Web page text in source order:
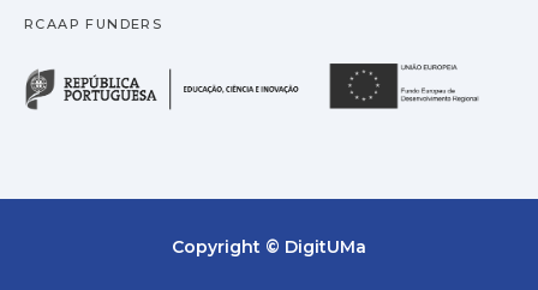
RCAAP FUNDERS
República Portuguesa
Copyright © DigitUMa